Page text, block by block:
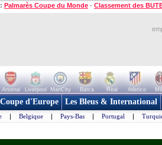
Palmarès Coupe du Monde - Classement des
Arsenal Liverpool ManCity Barca Real Atletico
Coupe d'Europe Les Bleus & International
| Belgique | Pays-Bas | Portugal |